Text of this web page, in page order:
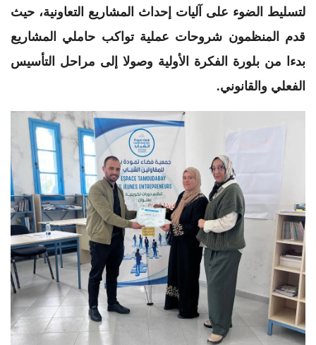
لتسليط الضوء على آليات إحداث المشاريع التعاونية، حيث
قدم المنظمون شروحات عملية تواكب حاملي المشاريع
بدءا من بلورة الفكرة الأولية وصولا إلى مراحل التأسيس
الفعلي والقانوني.